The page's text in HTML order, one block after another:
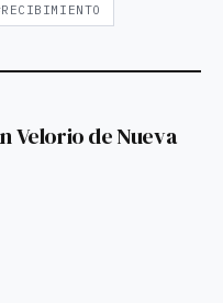
Velorio de Nueva